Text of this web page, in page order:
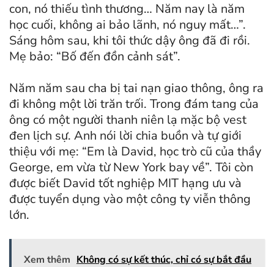
con, nó thiếu tình thương… Năm nay là năm
học cuối, không ai bảo lãnh, nó nguy mất…”.
Sáng hôm sau, khi tôi thức dậy ông đã đi rồi.
Mẹ bảo: “Bố đến đồn cảnh sát”.
Năm năm sau cha bị tai nạn giao thông, ông ra
đi không một lời trăn trối. Trong đám tang của
ông có một người thanh niên lạ mặc bộ vest
đen lịch sự. Anh nói lời chia buồn và tự giới
thiệu với mẹ: “Em là David, học trò cũ của thầy
George, em vừa từ New York bay về”. Tôi còn
được biết David tốt nghiệp MIT hạng ưu và
được tuyển dụng vào một công ty viễn thông
lớn.
Xem thêm Không có sự kết thúc, chỉ có sự bắt đầu